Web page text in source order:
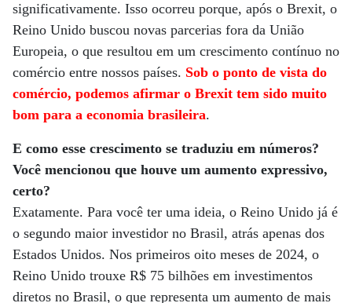
significativamente. Isso ocorreu porque, após o Brexit, o
Reino Unido buscou novas parcerias fora da União
Europeia, o que resultou em um crescimento contínuo no
comércio entre nossos países. Sob o ponto de vista do
comércio, podemos afirmar o Brexit tem sido muito
bom para a economia brasileira.
E como esse crescimento se traduziu em números?
Você mencionou que houve um aumento expressivo,
certo?
Exatamente. Para você ter uma ideia, o Reino Unido já é
o segundo maior investidor no Brasil, atrás apenas dos
Estados Unidos. Nos primeiros oito meses de 2024, o
Reino Unido trouxe R$ 75 bilhões em investimentos
diretos no Brasil, o que representa um aumento de mais